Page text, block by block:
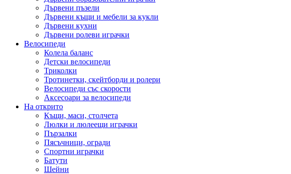
Дървени пъзели
Дървени къщи и мебели за кукли
Дървени кухни
Дървени ролеви играчки
Велосипеди
Колела баланс
Детски велосипеди
Триколки
Тротинетки, скейтборди и ролери
Велосипеди със скорости
Аксесоари за велосипеди
На открито
Къщи, маси, столчета
Люлки и люлеещи играчки
Пързалки
Пясъчници, огради
Спортни играчки
Батути
Шейни